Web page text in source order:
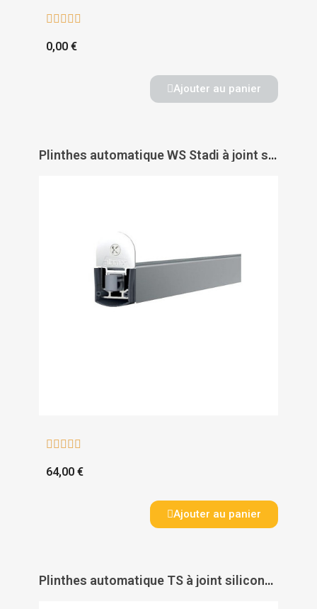
    
0,00 €
Ajouter au panier
Plinthes automatique WS Stadi à joint silicone souple pour porte bois - ATHMER
    
64,00 €
Ajouter au panier
Plinthes automatique TS à joint silicone souple pour porte métallique - ATHMER